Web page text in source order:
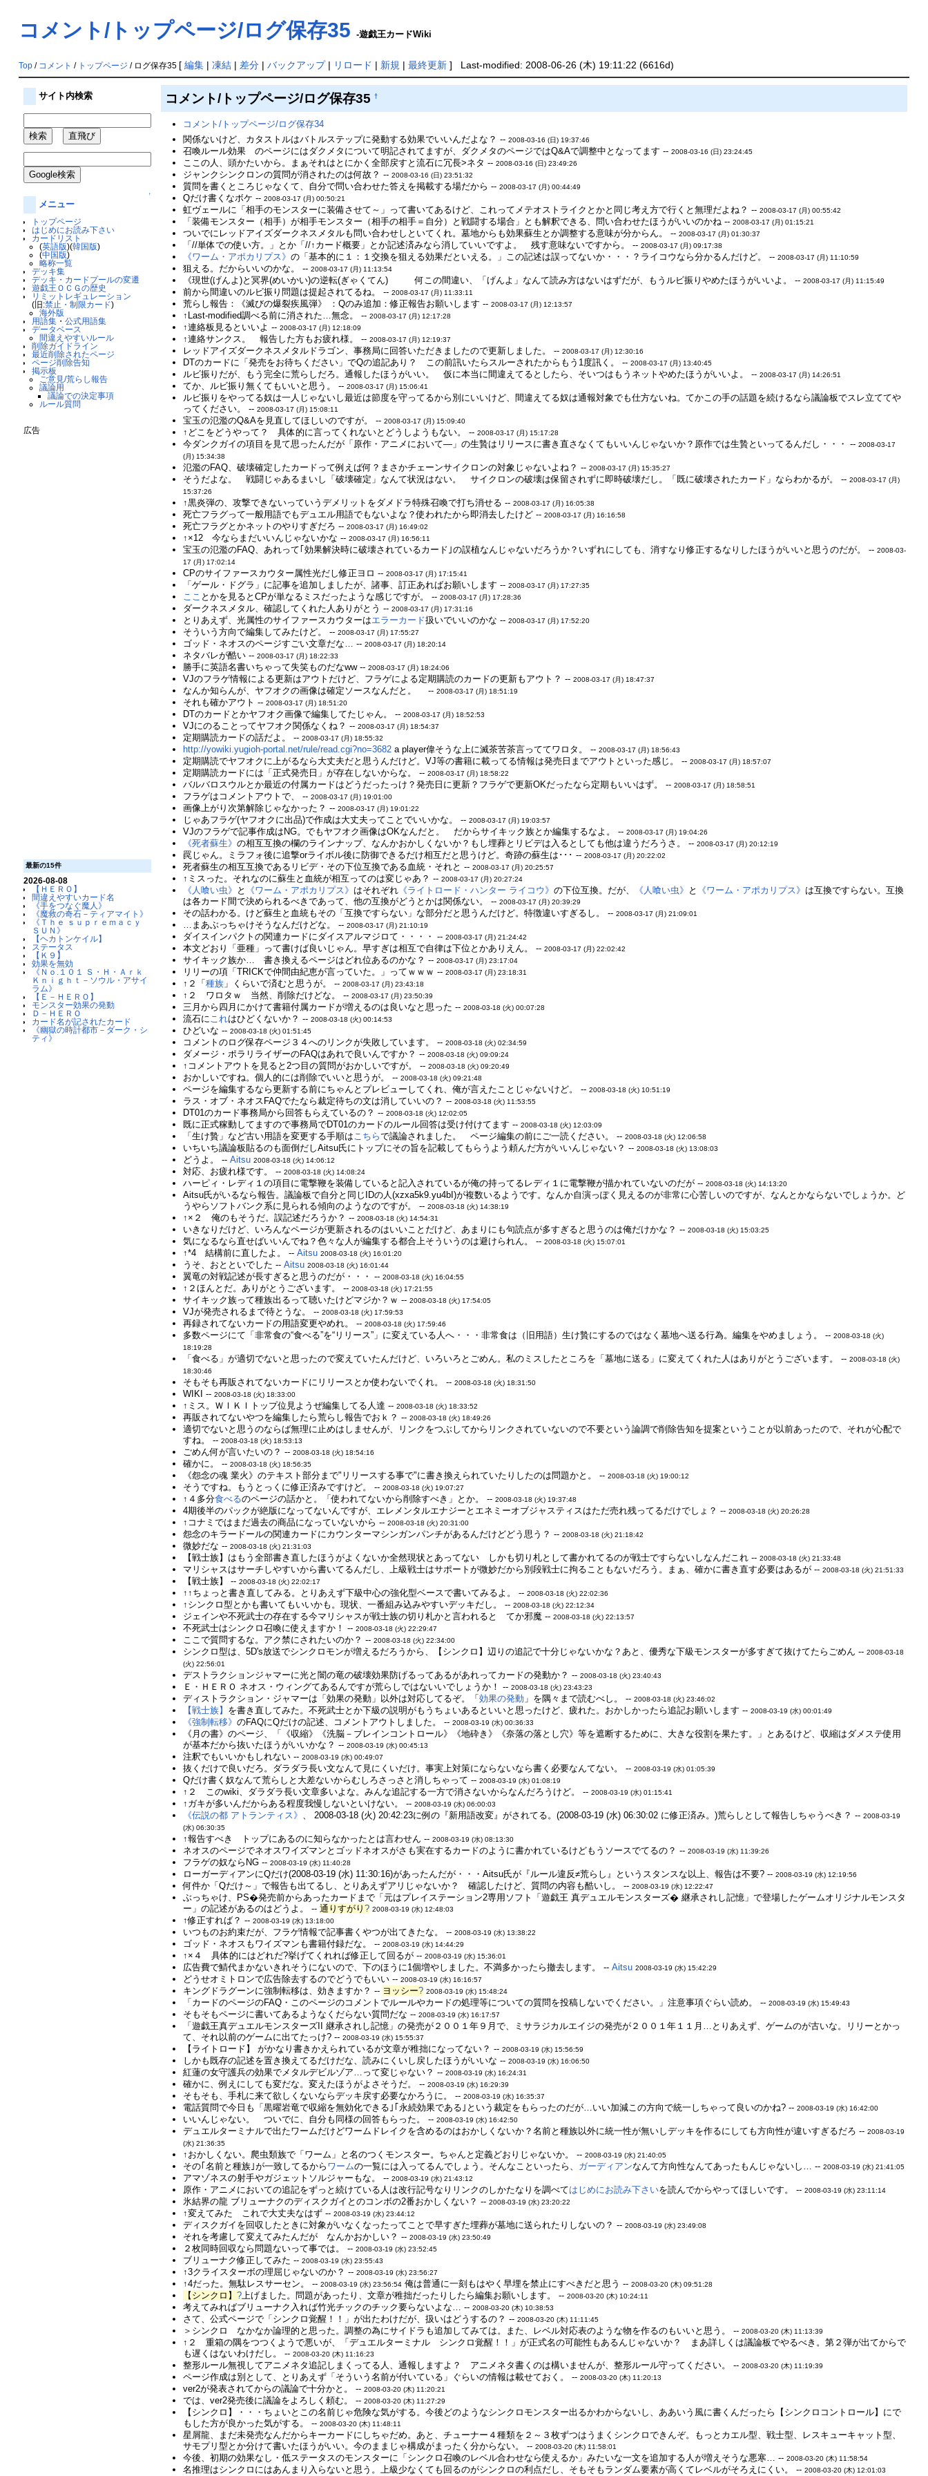
コメント/トップページ/ログ保存35 -遊戯王カードWiki
Top/ コメント / トップページ / ログ保存35 [ 編集| 凍結| 差分| バックアップ| リロード | 新規 | 最終更新] Last-modified: 2008-06-26 (木) 19:11:22 (6616d)
サイト内検索
↑
メニュー
トップページ
はじめにお読み下さい
カードリスト
(英語版)(韓国版)
(中国版)
略称一覧
デッキ集
デッキ・カードプールの変遷
遊戯王ＯＣＧの歴史
リミットレギュレーション
(旧:禁止・制限カード)
海外版
用語集・ 公式用語集
データベース
間違えやすいルール
削除ガイドライン
最近削除されたページ
ページ削除告知
掲示板
ご意見/荒らし報告
議論用
議論での決定事項
ルール質問
広告
最新の15件
2026-08-08
【ＨＥＲＯ】
間違えやすいカード名
《手をつなぐ魔人》
《魔救の奇石－ティアマイト》
《Ｔｈｅ ｓｕｐｒｅｍａｃｙ
ＳＵＮ》
【ヘカトンケイル】
ステータス
【Ｋ９】
効果を無効
《Ｎｏ.１０１ Ｓ・Ｈ・Ａｒｋ
Ｋｎｉｇｈｔ－ソウル・アサイ
ラム》
【Ｅ－ＨＥＲＯ】
モンスター効果の発動
Ｄ－ＨＥＲＯ
カード名が記されたカード
《幽獄の時計都市－ダーク・シ
ティ》
コメント/トップページ/ログ保存35†
コメント/トップページ/ログ保存34
関係ないけど、カタストルはバトルステップに発動する効果でいいんだよな？ --2008-03-16 (日) 19:37:46
召喚ルール効果 のページにはダクメタについて明記されてますが、ダクメタのページではQ&Aで調整中となってます --2008-03-16 (日) 23:24:45
ここの人、頭かたいから。まぁそれはとにかく全部戻すと流石に冗長>ネタ --2008-03-16 (日) 23:49:26
ジャンクシンクロンの質問が消されたのは何故？ --2008-03-16 (日) 23:51:32
質問を書くところじゃなくて、自分で問い合わせた答えを掲載する場だから --2008-03-17 (月) 00:44:49
Qだけ書くなボケ --2008-03-17 (月) 00:50:21
虹ヴェールに「相手のモンスターに装備させて～」って書いてあるけど、これってメテオストライクとかと同じ考え方で行くと無理だよね？ --2008-03-17 (月) 00:55:42
「装備モンスター（相手）が相手モンスター（相手の相手＝自分）と戦闘する場合」とも解釈できる、問い合わせたほうがいいのかね --2008-03-17 (月) 01:15:21
ついでにレッドアイズダークネスメタルも問い合わせしといてくれ。墓地からも効果蘇生とか調整する意味が分からん。 --2008-03-17 (月) 01:30:37
「//単体での使い方。」とか「//↑カード概要」とか記述済みなら消していいですよ。 残す意味ないですから。 --2008-03-17 (月) 09:17:38
《ワーム・アポカリプス》の「基本的に１：１交換を狙える効果だといえる。」この記述は誤ってないか・・・？ライコウなら分かるんだけど。 --2008-03-17 (月) 11:10:59
狙える。だからいいのかな。 --2008-03-17 (月) 11:13:54
《現世(げんよ)と冥界(めいかい)の逆転(ぎゃくてん) 何この間違い、「げんよ」なんて読み方はないはずだが、もうルビ振りやめたほうがいいよ。 --2008-03-17 (月) 11:15:49
前から間違いのルビ振り問題は提起されてるね。 --2008-03-17 (月) 11:33:11
荒らし報告：《滅びの爆裂疾風弾》 ：Qのみ追加：修正報告お願いします --2008-03-17 (月) 12:13:57
↑Last-modified調べる前に消された…無念。 --2008-03-17 (月) 12:17:28
↑連絡板見るといいよ --2008-03-17 (月) 12:18:09
↑連絡サンクス。 報告した方もお疲れ様。 --2008-03-17 (月) 12:19:37
レッドアイズダークネスメタルドラゴン、事務局に回答いただきましたので更新しました。 --2008-03-17 (月) 12:30:16
DTのカードに「発売をお待ちください」でQの追記あり？ この前訊いたらスルーされたからもう1度訊く。 --2008-03-17 (月) 13:40:45
ルビ振りだが、もう完全に荒らしだろ。通報したほうがいい。 仮に本当に間違えてるとしたら、そいつはもうネットやめたほうがいいよ。 --2008-03-17 (月) 14:26:51
てか、ルビ振り無くてもいいと思う。 --2008-03-17 (月) 15:06:41
ルビ振りをやってる奴は一人じゃないし最近は節度を守ってるから別にいいけど、間違えてる奴は通報対象でも仕方ないね。てかこの手の話題を続けるなら議論板でスレ立ててや
ってください。 --2008-03-17 (月) 15:08:11
宝玉の氾濫のQ&Aを見直してほしいのですが。 --2008-03-17 (月) 15:09:40
↑どこをどうやって？ 具体的に言ってくれないとどうしようもない。 --2008-03-17 (月) 15:17:28
今ダンクガイの項目を見て思ったんだが「原作・アニメにおいて―」の生贄はリリースに書き直さなくてもいいんじゃないか？原作では生贄といってるんだし・・・ --2008-03-17
(月) 15:34:38
氾濫のFAQ、破壊確定したカードって例えば何？まさかチェーンサイクロンの対象じゃないよね？ --2008-03-17 (月) 15:35:27
そうだよな。 戦闘じゃあるまいし「破壊確定」なんて状況はない。 サイクロンの破壊は保留されずに即時破壊だし。「既に破壊されたカード」ならわかるが。 --2008-03-17 (月)
15:37:26
↑黒炎弾の、攻撃できないっていうデメリットをダメドラ特殊召喚で打ち消せる --2008-03-17 (月) 16:05:38
死亡フラグって一般用語でもデュエル用語でもないよな？使われたから即消去したけど --2008-03-17 (月) 16:16:58
死亡フラグとかネットのやりすぎだろ --2008-03-17 (月) 16:49:02
↑×12 今ならまだいいんじゃないかな --2008-03-17 (月) 16:56:11
宝玉の氾濫のFAQ、あれって｢効果解決時に破壊されているカード｣の誤植なんじゃないだろうか？いずれにしても、消すなり修正するなりしたほうがいいと思うのだが。 --2008-03-
17 (月) 17:02:14
CPのサイファースカウター属性光だし修正ヨロ --2008-03-17 (月) 17:15:41
「ゲール・ドグラ」に記事を追加しましたが、諸事、訂正あればお願いします --2008-03-17 (月) 17:27:35
ここ とかを見るとCPが単なるミスだったような感じですが。 --2008-03-17 (月) 17:28:36
ダークネスメタル、確認してくれた人ありがとう --2008-03-17 (月) 17:31:16
とりあえず、光属性のサイファースカウターはエラーカード扱いでいいのかな --2008-03-17 (月) 17:52:20
そういう方向で編集してみたけど。 --2008-03-17 (月) 17:55:27
ゴッド・ネオスのページすごい文章だな… --2008-03-17 (月) 18:20:14
ネタバレが酷い --2008-03-17 (月) 18:22:33
勝手に英語名書いちゃって失笑ものだなww --2008-03-17 (月) 18:24:06
VJのフラゲ情報による更新はアウトだけど、フラゲによる定期購読のカードの更新もアウト？ --2008-03-17 (月) 18:47:37
なんか知らんが、ヤフオクの画像は確定ソースなんだと。 --2008-03-17 (月) 18:51:19
それも確かアウト --2008-03-17 (月) 18:51:20
DTのカードとかヤフオク画像で編集してたじゃん。 --2008-03-17 (月) 18:52:53
VJにのることってヤフオク関係なくね？ --2008-03-17 (月) 18:54:37
定期購読カードの話だよ。 --2008-03-17 (月) 18:55:32
http://yowiki.yugioh-portal.net/rule/read.cgi?no=3682 a player偉そうな上に滅茶苦茶言っててワロタ。 --2008-03-17 (月) 18:56:43
定期購読でヤフオクに上がるなら大丈夫だと思うんだけど。VJ等の書籍に載ってる情報は発売日までアウトといった感じ。 --2008-03-17 (月) 18:57:07
定期購読カードには「正式発売日」が存在しないからな。 --2008-03-17 (月) 18:58:22
バルバロスウルとか最近の付属カードはどうだったっけ？発売日に更新？フラゲで更新OKだったなら定期もいいはず。 --2008-03-17 (月) 18:58:51
フラゲはコメントアウトで、 --2008-03-17 (月) 19:01:00
画像上がり次第解除じゃなかった？ --2008-03-17 (月) 19:01:22
じゃあフラゲ(ヤフオクに出品)で作成は大丈夫ってことでいいかな。 --2008-03-17 (月) 19:03:57
VJのフラゲで記事作成はNG。でもヤフオク画像はOKなんだと。 だからサイキック族とか編集するなよ。 --2008-03-17 (月) 19:04:26
《死者蘇生》の相互互換の欄のラインナップ、なんかおかしくないか？もし埋葬とリビデは入るとしても他は違うだろうさ。 --2008-03-17 (月) 20:12:19
罠じゃん。ミラフォ後に追撃orライボル後に防御できるだけ相互だと思うけど。奇跡の蘇生は･･･ --2008-03-17 (月) 20:22:02
死者蘇生の相互互換であるリビデ・その下位互換である血統・それと --2008-03-17 (月) 20:25:57
↑ミスった。それなのに蘇生と血統が相互ってのは変じゃあ？ --2008-03-17 (月) 20:27:24
《人喰い虫》 と 《ワーム・アポカリプス》 はそれぞれ 《ライトロード・ハンター ライコウ》の下位互換。だが、 《人喰い虫》 と 《ワーム・アポカリプス》 は互換ですらない。互換
は各カード間で決められるべきであって、他の互換がどうとかは関係ない。 --2008-03-17 (月) 20:39:29
その話わかる。けど蘇生と血統もその「互換ですらない」な部分だと思うんだけど。特徴違いすぎるし。 --2008-03-17 (月) 21:09:01
…まあぶっちゃけそうなんだけどな。 --2008-03-17 (月) 21:10:19
ダイスインパクトの関連カードにダイスアルマジロて・・・・ --2008-03-17 (月) 21:24:42
本文どおり「亜種」って書けば良いじゃん。早すぎは相互で自律は下位とかありえん。 --2008-03-17 (月) 22:02:42
サイキック族か… 書き換えるページはどれ位あるのかな？ --2008-03-17 (月) 23:17:04
リリーの項「TRICKで仲間由紀恵が言っていた。」ってｗｗｗ --2008-03-17 (月) 23:18:31
↑２「種族 」くらいで済むと思うが。 --2008-03-17 (月) 23:43:18
↑２ ワロタｗ 当然、削除だけどな。 --2008-03-17 (月) 23:50:39
三月から四月にかけて書籍付属カードが増えるのは良いなと思った --2008-03-18 (火) 00:07:28
流石にこれはひどくないか？ --2008-03-18 (火) 00:14:53
ひどいな --2008-03-18 (火) 01:51:45
コメントのログ保存ページ３４へのリンクが失敗しています。 --2008-03-18 (火) 02:34:59
ダメージ・ポラリライザーのFAQはあれで良いんですか？ --2008-03-18 (火) 09:09:24
↑コメントアウトを見ると2つ目の質問がおかしいですが。 --2008-03-18 (火) 09:20:49
おかしいですね。個人的には削除でいいと思うが。 --2008-03-18 (火) 09:21:48
ページを編集するなら更新する前にちゃんとプレビューしてくれ、俺が言えたことじゃないけど。 --2008-03-18 (火) 10:51:19
ラス・オブ・ネオスFAQでたなら裁定待ちの文は消していいの？ --2008-03-18 (火) 11:53:55
DT01のカード事務局から回答もらえているの？ --2008-03-18 (火) 12:02:05
既に正式稼動してますので事務局でDT01のカードのルール回答は受け付けてます --2008-03-18 (火) 12:03:09
「生け贄」など古い用語を変更する手順はこちらで議論されました。 ページ編集の前にご一読ください。 --2008-03-18 (火) 12:06:58
いちいち議論板貼るのも面倒だしAitsu氏にトップにその旨を記載してもらうよう頼んだ方がいいんじゃない？ --2008-03-18 (火) 13:08:03
どうよ。 --Aitsu 2008-03-18 (火) 14:06:12
対応、お疲れ様です。 --2008-03-18 (火) 14:08:24
ハーピィ・レディ１の項目に電撃鞭を装備していると記入されているが俺の持ってるレディ１に電撃鞭が描かれていないのだが --2008-03-18 (火) 14:13:20
Aitsu氏がいるなら報告。議論板で自分と同じIDの人(xzxa5k9.yu4bI)が複数いるようです。なんか自演っぽく見えるのが非常に心苦しいのですが、なんとかならないでしょうか。ど
うやらソフトバンク系に見られる傾向のようなのですが。 --2008-03-18 (火) 14:38:19
↑×２ 俺のもそうだ。誤記述だろうか？ --2008-03-18 (火) 14:54:31
いきなりだけど、いろんなページが更新されるのはいいことだけど、あまりにも句読点が多すぎると思うのは俺だけかな？ --2008-03-18 (火) 15:03:25
気になるなら直せばいいんでね？色々な人が編集する都合上そういうのは避けられん。 --2008-03-18 (火) 15:07:01
↑*4 結構前に直したよ。 --Aitsu 2008-03-18 (火) 16:01:20
うそ、おとといでした --Aitsu 2008-03-18 (火) 16:01:44
翼竜の対戦記述が長すぎると思うのだが・・・ --2008-03-18 (火) 16:04:55
↑２ほんとだ。ありがとうございます。 --2008-03-18 (火) 17:21:55
サイキック族って種族出るって聴いたけどマジか？ｗ --2008-03-18 (火) 17:54:05
VJが発売されるまで待とうな。 --2008-03-18 (火) 17:59:53
再録されてないカードの用語変更やめれ。 --2008-03-18 (火) 17:59:46
多数ページにて「非常食の“食べる”を“リリース”」に変えている人へ・・・非常食は（旧用語）生け贄にするのではなく墓地へ送る行為。編集をやめましょう。 --2008-03-18 (火)
18:19:28
「食べる」が適切でないと思ったので変えていたんだけど、いろいろとごめん。私のミスしたところを「墓地に送る」に変えてくれた人はありがとうございます。 --2008-03-18 (火)
18:30:46
そもそも再販されてないカードにリリースとか使わないでくれ。 --2008-03-18 (火) 18:31:50
WIKI --2008-03-18 (火) 18:33:00
↑ミス。ＷＩＫＩトップ位見ようぜ編集してる人達 --2008-03-18 (火) 18:33:52
再販されてないやつを編集したら荒らし報告でおｋ？ --2008-03-18 (火) 18:49:26
適切でないと思うのならば無理に止めはしませんが、リンクをつぶしてからリンクされていないので不要という論調で削除告知を提案ということが以前あったので、それが心配で
すね。 --2008-03-18 (火) 18:53:13
ごめん何が言いたいの？ --2008-03-18 (火) 18:54:16
確かに。 --2008-03-18 (火) 18:56:35
《怨念の魂 業火》のテキスト部分まで"リリースする事で"に書き換えられていたりしたのは問題かと。 --2008-03-18 (火) 19:00:12
そうですね。もうとっくに修正済みですけど。 --2008-03-18 (火) 19:07:27
↑４多分食べるのページの話かと。「使われてないから削除すべき」とか。 --2008-03-18 (火) 19:37:48
4期後半のパックが絶版になってないんですが、エレメンタルエナジーとエネミーオブジャスティスはただ売れ残ってるだけでしょ？ --2008-03-18 (火) 20:26:28
↑コナミではまだ過去の商品になっていないから --2008-03-18 (火) 20:31:00
怨念のキラードールの関連カードにカウンターマシンガンパンチがあるんだけどどう思う？ --2008-03-18 (火) 21:18:42
微妙だな --2008-03-18 (火) 21:31:03
【戦士族】はもう全部書き直したほうがよくないか全然現状とあってない しかも切り札として書かれてるのが戦士ですらないしなんだこれ --2008-03-18 (火) 21:33:48
マリシャスはサーチしやすいから書いてるんだし、上級戦士はサポートが微妙だから別段戦士に拘ることもないだろう。まぁ、確かに書き直す必要はあるが --2008-03-18 (火) 21:51:33
【戦士族】 --2008-03-18 (火) 22:02:17
↑↑ちょっと書き直してみる。とりあえず下級中心の強化型ベースで書いてみるよ。 --2008-03-18 (火) 22:02:36
↑シンクロ型とかも書いてもいいかも。現状、一番組み込みやすいデッキだし。 --2008-03-18 (火) 22:12:34
ジェインや不死武士の存在する今マリシャスが戦士族の切り札かと言われると てか邪魔 --2008-03-18 (火) 22:13:57
不死武士はシンクロ召喚に使えますか！ --2008-03-18 (火) 22:29:47
ここで質問するな。アク禁にされたいのか？ --2008-03-18 (火) 22:34:00
シンクロ型は、5D's放送でシンクロモンが増えるだろうから、【シンクロ】辺りの追記で十分じゃないかな？あと、優秀な下級モンスターが多すぎて抜けてたらごめん --2008-03-18
(火) 22:56:01
デストラクションジャマーに光と闇の竜の破壊効果防げるってあるがあれってカードの発動か？ --2008-03-18 (火) 23:40:43
Ｅ・ＨＥＲＯ ネオス・ウィングてあるんですが荒らしではないいでしょうか！ --2008-03-18 (火) 23:43:23
ディストラクション・ジャマーは「効果の発動」以外は対応してるぞ。「効果の発動 」を隅々まで読むべし。 --2008-03-18 (火) 23:46:02
【戦士族】 を書き直してみた。不死武士とか下級の説明がもうちょいあるといいと思ったけど、疲れた。おかしかったら追記お願いします --2008-03-19 (水) 00:01:49
《強制転移》のFAQにQだけの記述、コメントアウトしました。 --2008-03-19 (水) 00:36:33
《月の書》のページ、「《収縮》《洗脳－ブレインコントロール》《地砕き》《奈落の落とし穴》等を遮断するために、大きな役割を果たす。」とあるけど、収縮はダメステ使用
が基本だから抜いたほうがいいかな？ --2008-03-19 (水) 00:45:13
注釈でもいいかもしれない --2008-03-19 (水) 00:49:07
抜くだけで良いだろ。ダラダラ長い文なんて見にくいだけ。事実上対策にならないなら書く必要なんてない。 --2008-03-19 (水) 01:05:39
Qだけ書く奴なんて荒らしと大差ないからむしろさっさと消しちゃって --2008-03-19 (水) 01:08:19
↑２ このwiki、ダラダラ長い文章多いよな。みんな追記する一方で消さないからなんだろうけど。 --2008-03-19 (水) 01:15:41
↑ガキが多いんだからある程度我慢しないといけない。 --2008-03-19 (水) 06:00:03
《伝説の都 アトランティス》 、 2008-03-18 (火) 20:42:23に例の『新用語改変』がされてる。(2008-03-19 (水) 06:30:02 に修正済み。)荒らしとして報告しちゃうべき？ --2008-03-19
(水) 06:30:35
↑報告すべき トップにあるのに知らなかったとは言わせん --2008-03-19 (水) 08:13:30
ネオスのページでネオスワイズマンとゴッドネオスがさも実在するカードのように書かれているけどもうソースでてるの？ --2008-03-19 (水) 11:39:26
フラゲの奴ならNG --2008-03-19 (水) 11:40:28
ローガーディアンにQだけ(2008-03-19 (水) 11:30:16)があったんだが・・・Aitsu氏が『ルール違反≠荒らし』というスタンスな以上、報告は不要? --2008-03-19 (水) 12:19:56
何件か「Qだけ～」で報告も出てるし、とりあえずアリじゃないか？ 確認したけど、質問の内容も酷いし。 --2008-03-19 (水) 12:22:47
ぶっちゃけ、PS�発売前からあったカードまで「元はプレイステーション2専用ソフト「遊戯王 真デュエルモンスターズ� 継承されし記憶」で登場したゲームオリジナルモンスタ
ー」の記述があるのはどうよ。 --通りすがり? 2008-03-19 (水) 12:48:03
↑修正すれば？ --2008-03-19 (水) 13:18:00
いつものお約束だが、フラゲ情報で記事書くやつが出てきたな。 --2008-03-19 (水) 13:38:22
ゴッド・ネオスもワイズマンも書籍付録だな。 --2008-03-19 (水) 14:44:29
↑×４ 具体的にはどれだ?挙げてくれれば修正して回るが --2008-03-19 (水) 15:36:01
広告費で鯖代まかないきれそうにないので、下のほうに1個増やしました。不満多かったら撤去します。 --Aitsu 2008-03-19 (水) 15:42:29
どうせオミトロンで広告除去するのでどうでもいい --2008-03-19 (水) 16:16:57
キングドラグーンに強制転移は、効きますか？ -- ヨッシー? 2008-03-19 (水) 15:48:24
「カードのページのFAQ・このページのコメントでルールやカードの処理等についての質問を投稿しないでください。」注意事項ぐらい読め。 --2008-03-19 (水) 15:49:43
そもそもページに書いてあるようなくだらない質問だな --2008-03-19 (水) 16:17:57
「遊戯王真デュエルモンスターズII 継承されし記憶」の発売が２００１年９月で、ミサラジカルエイジの発売が２００１年１１月…とりあえず、ゲームのが古いな。リリーとかっ
て、それ以前のゲームに出てたっけ? --2008-03-19 (水) 15:55:37
【ライトロード】 がかなり書きかえられているが文章が稚拙になってない？ --2008-03-19 (水) 15:56:59
しかも既存の記述を置き換えてるだけだな、読みにくいし戻したほうがいいな --2008-03-19 (水) 16:06:50
紅蓮の女守護兵の効果でメタルデビルゾア…って変じゃない？ --2008-03-19 (水) 16:24:31
確かに、例えにしても変だな。変えたほうがよさそうだ。 --2008-03-19 (水) 16:29:39
そもそも、手札に来て欲しくないならデッキ戻す必要なかろうに。 --2008-03-19 (水) 16:35:37
電話質問で今日も「黒曜岩竜で収縮を無効化できる｣｢永続効果である｣という裁定をもらったのだが…いい加減この方向で統一しちゃって良いのかね? --2008-03-19 (水) 16:42:00
いいんじゃない。 ついでに、自分も同様の回答もらった。 --2008-03-19 (水) 16:42:50
デュエルターミナルで出たワームだけどワームドレイクを含めるのはおかしくないか？名前と種族以外に統一性が無いしデッキを作るにしても方向性が違いすぎるだろ --2008-03-19
(水) 21:36:35
↑おかしくない。爬虫類族で「ワーム」と名のつくモンスター。ちゃんと定義どおりじゃないか。 --2008-03-19 (水) 21:40:05
その｢名前と種族｣が一致してるから ワームの一覧には入ってるんでしょう。そんなこといったら、 ガーディアンなんて方向性なんてあったもんじゃないし… --2008-03-19 (水) 21:41:05
アマゾネスの射手やガジェットソルジャーもな。 --2008-03-19 (水) 21:43:12
原作・アニメにおいての追記をずっと続けている人は改行記号なりリンクのしかたなりを調べてはじめにお読み下さいを読んでからやってほしいです。 --2008-03-19 (水) 23:11:14
氷結界の龍 ブリューナクのディスクガイとのコンボの2番おかしくない？ --2008-03-19 (水) 23:20:22
↑変えてみた これで大丈夫なはず --2008-03-19 (水) 23:44:12
ディスクガイを回収したときに対象がいなくなったってことで早すぎた埋葬が墓地に送られたりしないの？ --2008-03-19 (水) 23:49:08
それを考慮して変えてみたんだが なんかおかしい？ --2008-03-19 (水) 23:50:49
２枚同時回収なら問題ないって事では。 --2008-03-19 (水) 23:52:45
ブリューナク修正してみた --2008-03-19 (水) 23:55:43
↑3クライスターボの理屈じゃないのか？ --2008-03-19 (水) 23:56:27
↑4だった。無駄レスサーセン。 --2008-03-19 (水) 23:56:54 俺は普通に一刻もはやく早埋を禁止にすべきだと思う --2008-03-20 (木) 09:51:28
【シンクロ】?上げました。問題があったり、文章が稚拙だったりしたら編集お願いします。 --2008-03-20 (木) 10:24:11
考えてみればブリューナク入れば竹光チックのチック要らないよな… --2008-03-20 (木) 10:38:53
さて、公式ページで「シンクロ覚醒！！」が出たわけだが、扱いはどうするの？ --2008-03-20 (木) 11:11:45
＞シンクロ なかなか論理的と思った。調整の為にサイドラも追加してみては。また、レベル対応表のような物を作るのもいいと思う。 --2008-03-20 (木) 11:13:39
↑２ 重箱の隅をつつくようで悪いが、「デュエルターミナル シンクロ覚醒！！」が正式名の可能性もあるんじゃないか？ まあ詳しくは議論板でやるべき。第２弾が出てからで
も遅くはないわけだし。 --2008-03-20 (木) 11:16:23
整形ルール無視してアニメネタ追記しまくってる人、通報しますよ？ アニメネタ書くのは構いませんが、整形ルール守ってください。 --2008-03-20 (木) 11:19:39
ページ作成は別として、とりあえず「そういう名前が付いている」ぐらいの情報は載せておく。 --2008-03-20 (木) 11:20:13
ver2が発表されてからの議論で十分かと。 --2008-03-20 (木) 11:20:21
では、ver2発売後に議論をよろしく頼む。 --2008-03-20 (木) 11:27:29
【シンクロ】・・・ちょいとこの名前じゃ危険な気がする。今後どのようなシンクロモンスター出るかわからないし、ああいう風に書くんだったら【シンクロコントロール】にで
もした方が良かった気がする。 --2008-03-20 (木) 11:48:11
星屑龍、まだ未発売なんだからキーカードにしちゃだめ。あと、チューナー４種類を２～３枚ずつはうまくシンクロできんぞ。もっとカエル型、戦士型、レスキューキャット型、
サモプリ型とか分けて書いたほうがいい。今のままじゃ構成がまったく分からない。 --2008-03-20 (木) 11:58:01
今後、初期の効果なし・低ステータスのモンスターに「シンクロ召喚のレベル合わせなら使えるか」みたいな一文を追加する人が増えそうな悪寒… --2008-03-20 (木) 11:58:54
名推理はシンクロにはあんまり入らないと思う。上級少なくても回るのがシンクロの利点だし、そもそもランダム要素が高くてレベルがそろえにくい。 --2008-03-20 (木) 12:01:03